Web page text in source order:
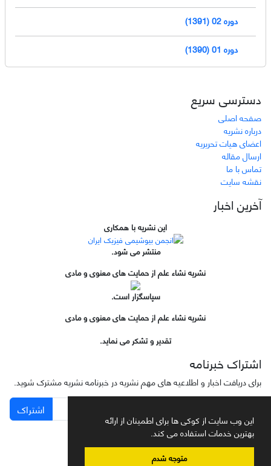
این وب سایت از کوکی ها برای اطمینان از ارائه
بهترین خدمات استفاده می کند.
متوجه شدم
دوره 02 (1391)
دوره 01 (1390)
دسترسی سریع
صفحه اصلی
درباره نشریه
اعضای هیات تحریریه
ارسال مقاله
تماس با ما
نقشه سایت
آخرین اخبار
این نشریه با همکاری
منتشر می شود.
نشریه نشاء علم از حمایت های معنوی و مادی
سپاسگزار است.
نشریه نشاء علم از حمایت های معنوی و مادی
تقدیر و تشکر می نماید.
اشتراک خبرنامه
برای دریافت اخبار و اطلاعیه های مهم نشریه در خبرنامه نشریه مشترک شوید.
اشتراک